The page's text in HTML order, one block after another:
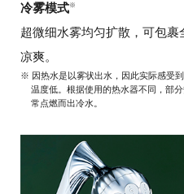
冷雾模式※
超微细水雾均匀扩散，可包裹
凉爽。
※ 因热水是以雾状出水，因此实际感受
温度低。根据使用的热水器不同，部
常点燃而出冷水。